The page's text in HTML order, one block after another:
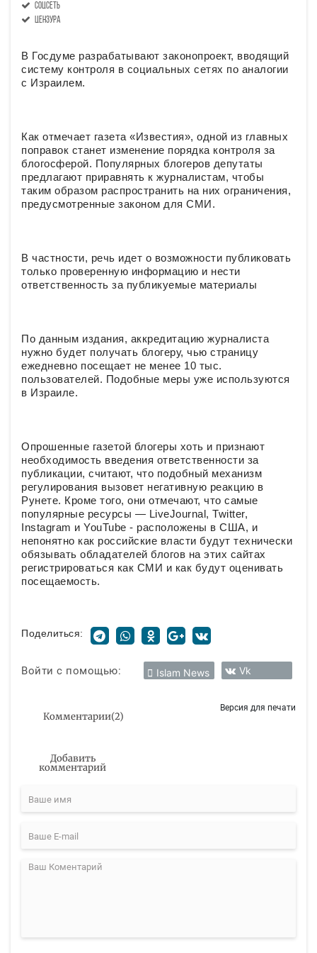
соцсеть
цензура
В Госдуме разрабатывают законопроект, вводящий
систему контроля в социальных сетях по аналогии
с Израилем.
Как отмечает газета «Известия», одной из главных
поправок станет изменение порядка контроля за
блогосферой. Популярных блогеров депутаты
предлагают приравнять к журналистам, чтобы
таким образом распространить на них ограничения,
предусмотренные законом для СМИ.
В частности, речь идет о возможности публиковать
только проверенную информацию и нести
ответственность за публикуемые материалы
По данным издания, аккредитацию журналиста
нужно будет получать блогеру, чью страницу
ежедневно посещает не менее 10 тыс.
пользователей. Подобные меры уже используются
в Израиле.
Опрошенные газетой блогеры хоть и признают
необходимость введения ответственности за
публикации, считают, что подобный механизм
регулирования вызовет негативную реакцию в
Рунете. Кроме того, они отмечают, что самые
популярные ресурсы — LiveJournal, Twitter,
Instagram и YouTube - расположены в США, и
непонятно как российские власти будут технически
обязывать обладателей блогов на этих сайтах
регистрироваться как СМИ и как будут оценивать
посещаемость.
Поделиться:
Войти с помощью: Islam News Vk
Комментарии(2)
Версия для печати
Добавить
комментарий